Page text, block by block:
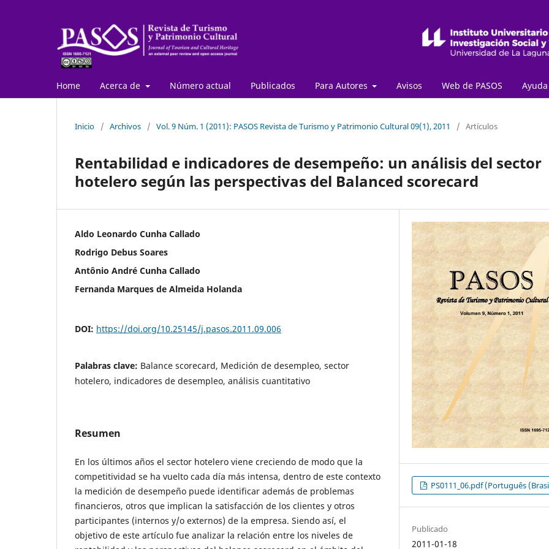
Home Acerca de Número actual Publicados Para Autores Avisos Web de PASOS
Inicio / Archivos / Vol. 9 Núm. 1 (2011): PASOS Revista de Turismo y Patrimonio Cultural 09(1), 2011 / Artículos
Rentabilidad e indicadores de desempeño: un análisis del sector
hotelero según las perspectivas del Balanced scorecard
Aldo Leonardo Cunha Callado
Rodrigo Debus Soares
Antônio André Cunha Callado
Fernanda Marques de Almeida Holanda
DOI: https://doi.org/10.25145/j.pasos.2011.09.006
Palabras clave: Balance scorecard, Medición de desempleo, sector
hotelero, indicadores de desempleo, análisis cuantitativo
Resumen
En los últimos años el sector hotelero viene creciendo de modo que la
competitividad se ha vuelto cada día más intensa, dentro de este contexto
la medición de desempeño puede identificar además de problemas
financieros, otros que implican la satisfacción de los clientes y otros
participantes (internos y/o externos) de la empresa. Siendo así, el
objetivo de este artículo fue analizar la relación entre los niveles de
PS0111_06.pdf (Português
Publicado
2011-01-18